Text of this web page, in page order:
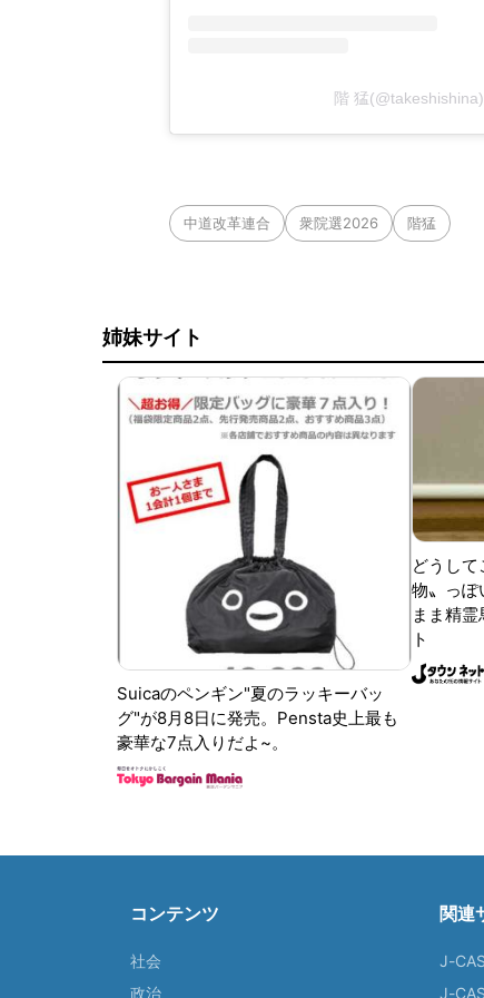
階 猛
中道改革連合 衆院選2026 階猛
姉妹サイト
Suicaのペンギン"夏のラッキーバッ
グ"が8月8日に発売。Pensta史上最も
豪華な7点入りだよ~。
どうし
物〟っぽ
まま精
ト
コンテンツ
社会
政治
関連
J-
J-